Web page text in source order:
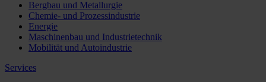
Bergbau und Metallurgie
Chemie- und Prozessindustrie
Energie
Maschinenbau und Industrietechnik
Mobilität und Autoindustrie
Services